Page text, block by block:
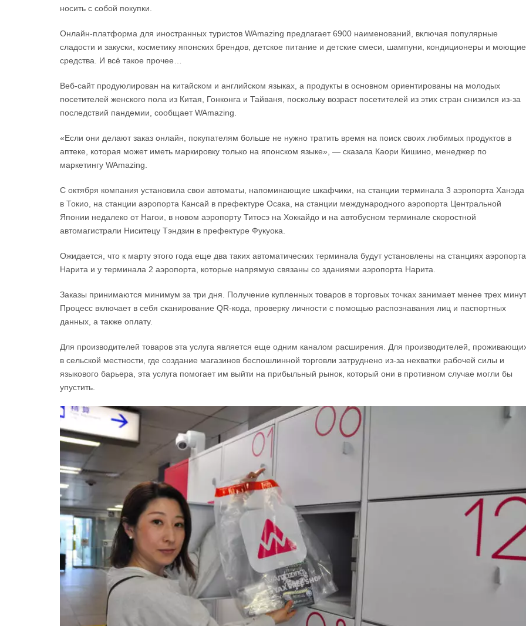
носить с собой покупки.
Онлайн-платформа для иностранных туристов WAmazing предлагает 6900 наименований, включая популярные
сладости и закуски, косметику японских брендов, детское питание и детские смеси, шампуни, кондиционеры и моющие
средства. И всё такое прочее…
Веб-сайт продуюлирован на китайском и английском языках, а продукты в основном ориентированы на молодых
посетителей женского пола из Китая, Гонконга и Тайваня, поскольку возраст посетителей из этих стран снизился из-за
последствий пандемии, сообщает WAmazing.
«Если они делают заказ онлайн, покупателям больше не нужно тратить время на поиск своих любимых продуктов в
аптеке, которая может иметь маркировку только на японском языке», — сказала Каори Кишино, менеджер по
маркетингу WAmazing.
С октября компания установила свои автоматы, напоминающие шкафчики, на станции терминала 3 аэропорта Ханэда
в Токио, на станции аэропорта Кансай в префектуре Осака, на станции международного аэропорта Центральной
Японии недалеко от Нагои, в новом аэропорту Титосэ на Хоккайдо и на автобусном терминале скоростной
автомагистрали Ниситецу Тэндзин в префектуре Фукуока.
Ожидается, что к марту этого года еще два таких автоматических терминала будут установлены на станциях аэропорта
Нарита и у терминала 2 аэропорта, которые напрямую связаны со зданиями аэропорта Нарита.
Заказы принимаются минимум за три дня. Получение купленных товаров в торговых точках занимает менее трех
Процесс включает в себя сканирование QR-кода, проверку личности с помощью распознавания лиц и паспортных
данных, а также оплату.
Для производителей товаров эта услуга является еще одним каналом расширения. Для производителей,
в сельской местности, где создание магазинов беспошлинной торговли затруднено из-за нехватки рабочей силы и
языкового барьера, эта услуга помогает им выйти на прибыльный рынок, который они в противном случае могли бы
упустить.